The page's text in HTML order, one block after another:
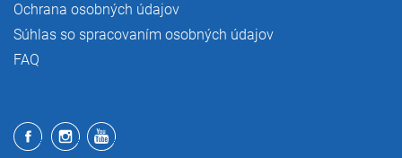
Ochrana osobných údajov
Súhlas so spracovaním osobných údajov
FAQ